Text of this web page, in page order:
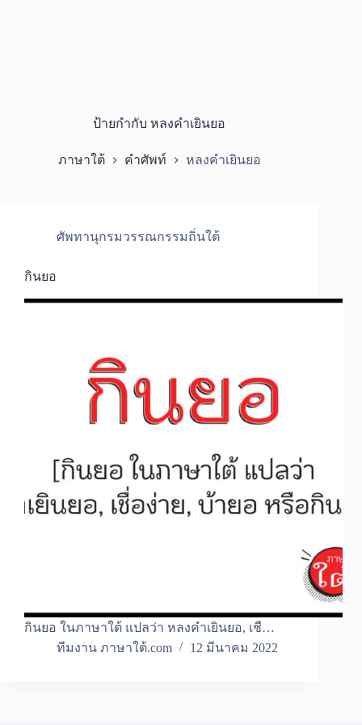
ป้ายกำกับ หลงคำเยินยอ
ภาษาใต้ คำศัพท์ หลงคำเยินยอ
ศัพทานุกรมวรรณกรรมถิ่นใต้
กินยอ
กินยอ ในภาษาใต้ แปลว่า หลงคำเยินยอ, เชื…
ทีมงาน ภาษาใต้.com
12 มีนาคม 2022